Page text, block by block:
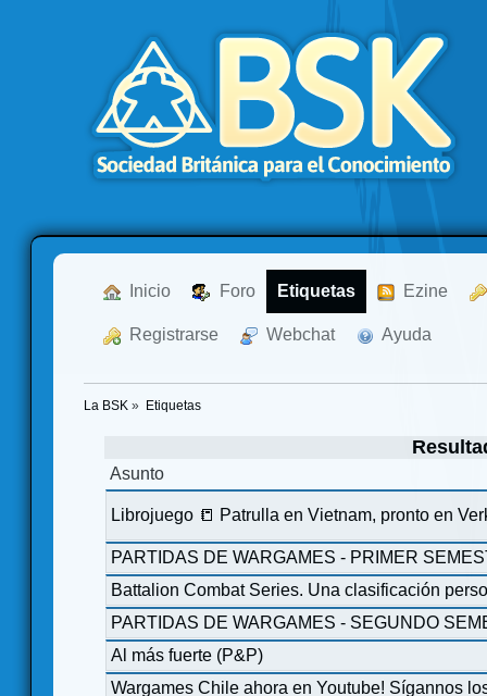
Inicio Foro Etiquetas Ezine
Registrarse Webchat Ayuda
La BSK » Etiquetas
Asunto
Librojuego 📒 Patrulla en Vietnam, pronto en
PARTIDAS DE WARGAMES - PRIMER
Battalion Combat Series. Una clasificación
PARTIDAS DE WARGAMES - SEGUNDO
Al más fuerte (P&P)
Wargames Chile ahora en Youtube! Sígannos